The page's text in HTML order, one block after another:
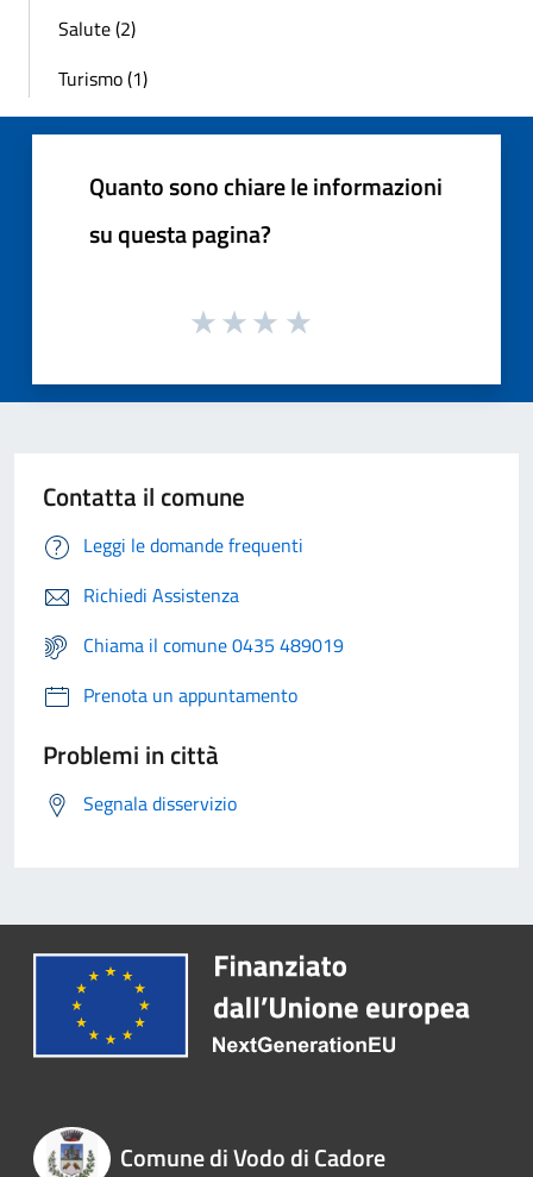
Salute (2)
Turismo (1)
Quanto sono chiare le informazioni
su questa pagina?
Contatta il comune
Leggi le domande frequenti
Richiedi Assistenza
Chiama il comune 0435 489019
Prenota un appuntamento
Problemi in città
Segnala disservizio
Comune di Vodo di Cadore